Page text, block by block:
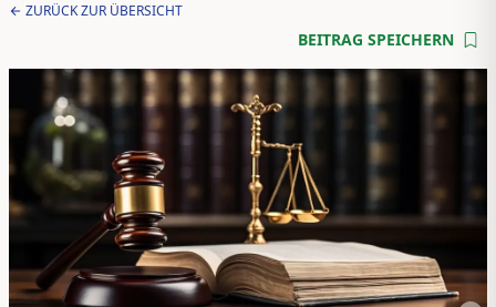
ZURÜCK ZUR ÜBERSICHT
BEITRAG SPEICHERN